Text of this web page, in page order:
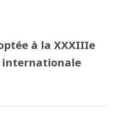
à la XXXIIIe
internationale